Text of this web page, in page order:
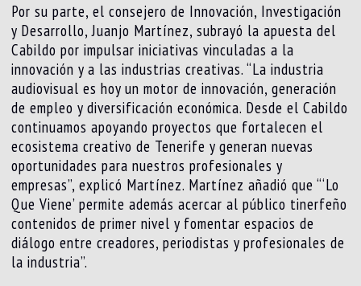
Por su parte, el consejero de Innovación, Investigación
y Desarrollo, Juanjo Martínez, subrayó la apuesta del
Cabildo por impulsar iniciativas vinculadas a la
innovación y a las industrias creativas. “La industria
audiovisual es hoy un motor de innovación, generación
de empleo y diversificación económica. Desde el Cabildo
continuamos apoyando proyectos que fortalecen el
ecosistema creativo de Tenerife y generan nuevas
oportunidades para nuestros profesionales y
empresas”, explicó Martínez. Martínez añadió que “‘Lo
Que Viene’ permite además acercar al público tinerfeño
contenidos de primer nivel y fomentar espacios de
diálogo entre creadores, periodistas y profesionales de
la industria”.